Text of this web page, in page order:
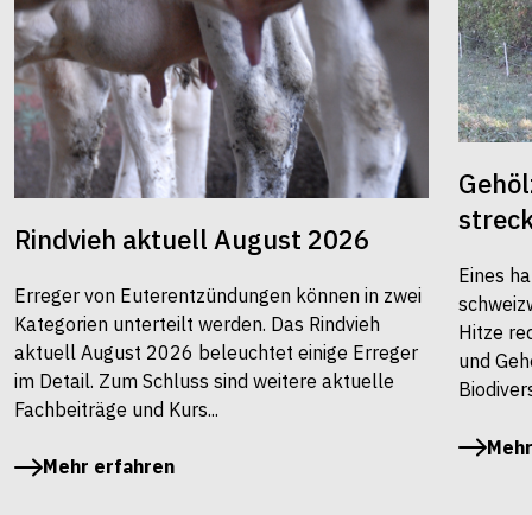
Rindvieh aktuell August 2026
Erreger von Euterentzündungen können in zwei
Kategorien unterteilt werden. Das Rindvieh
aktuell August 2026 beleuchtet einige Erreger
im Detail. Zum Schluss sind weitere aktuelle
Fachbeiträge und Kurs...
Mehr erfahren
Eines
Hitze
und